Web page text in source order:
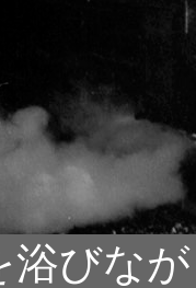
びな